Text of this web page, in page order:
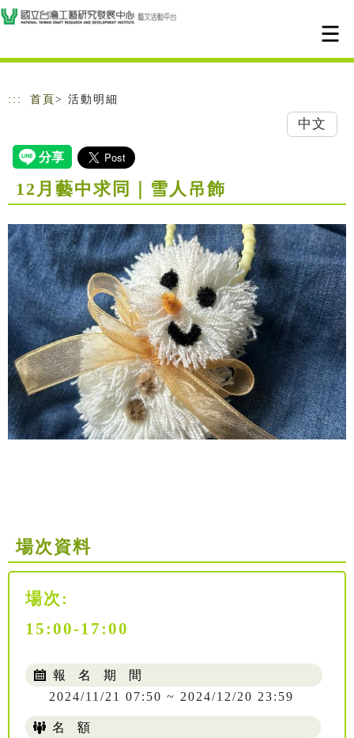
跳到主要內容
網站導覽
::: 首頁 > 活動明細
中文
12月藝中求同｜雪人吊飾
場次資料
場次:
15:00-17:00
報 名 期 間
2024/11/21 07:50 ~ 2024/12/20 23:59
名 額